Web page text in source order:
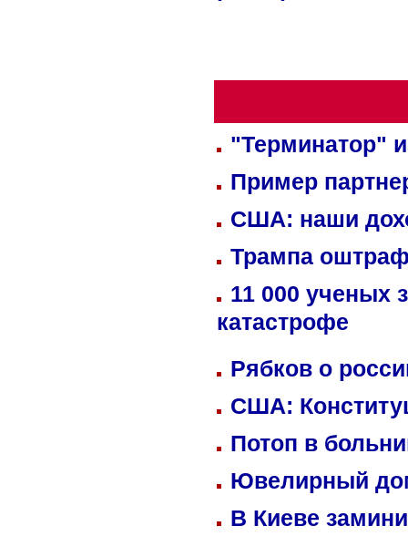
"Терминатор"
Пример
США: наши
Трампа
11 000 ученых
катастрофе
Рябков о
США:
Потоп в
Ювелирный
В Киеве